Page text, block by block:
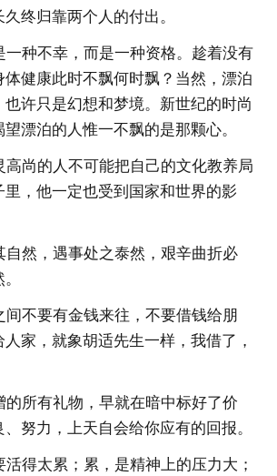
终归靠两个人的付出。
一种不幸，而是一种资格。趁着没有
体健康此时不飘何时飘？当然，漂泊
许只是幻想和梦境。新世纪的时尚
漂泊的人惟一不飘的是那颗心。
高尚的人不可能把自己的文化教养局
里，他一定也受到国家和世界的影
自然，遇事处之泰然，艰辛曲折必
间不要有金钱来往，不要借钱给朋
家，就象胡适先生一样，我借了，
的所有礼物，早就在暗中标好了价
努力，上天自会给你应有的回报。
活得太累；累，是精神上的压力大；